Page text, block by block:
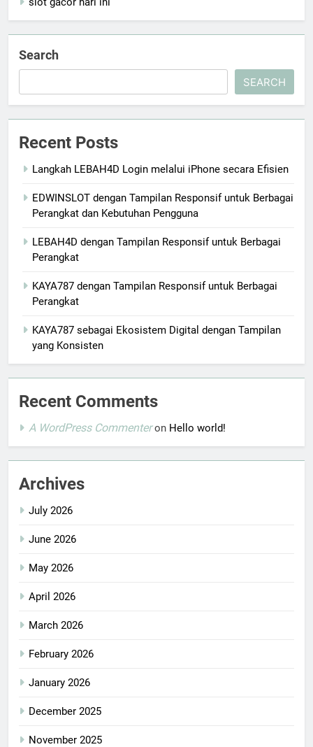
Search
SEARCH
Recent Posts
Langkah LEBAH4D Login melalui iPhone secara Efisien
EDWINSLOT dengan Tampilan Responsif untuk Berbagai
Perangkat dan Kebutuhan Pengguna
LEBAH4D dengan Tampilan Responsif untuk Berbagai
Perangkat
KAYA787 dengan Tampilan Responsif untuk Berbagai
Perangkat
KAYA787 sebagai Ekosistem Digital dengan Tampilan
yang Konsisten
Recent Comments
A WordPress Commenteron Hello world!
Archives
July 2026
June 2026
May 2026
April 2026
March 2026
February 2026
January 2026
December 2025
November 2025